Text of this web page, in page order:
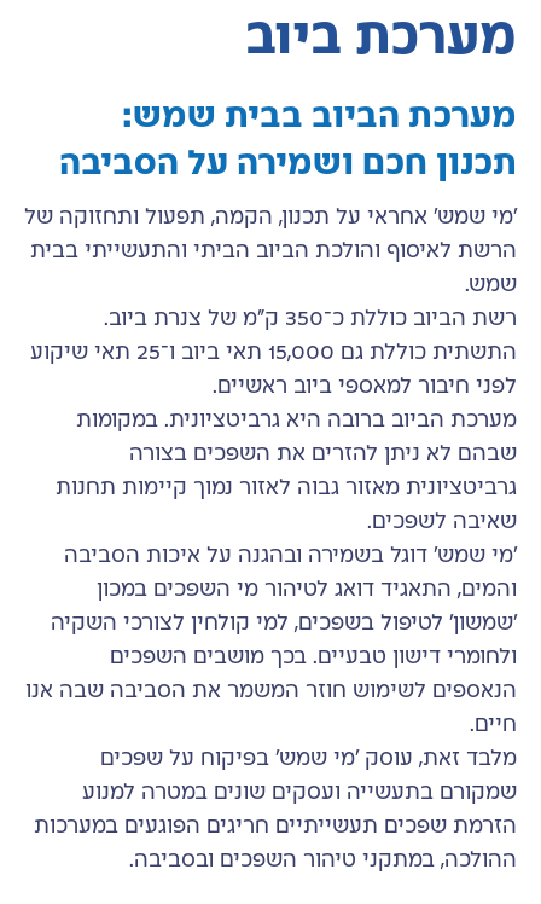
מערכת ביוב
מערכת הביוב בבית שמש:
תכנון חכם ושמירה על הסביבה
'מי שמש' אחראי על תכנון, הקמה, תפעול ותחזוקה של
הרשת לאיסוף והולכת הביוב הביתי והתעשייתי בבית
שמש.
רשת הביוב כוללת כ־350 ק"מ של צנרת ביוב.
התשתית כוללת גם 15,000 תאי ביוב ו־25 תאי שיקוע
לפני חיבור למאספי ביוב ראשיים.
מערכת הביוב ברובה היא גרביטציונית. במקומות
שבהם לא ניתן להזרים את השפכים בצורה
גרביטציונית מאזור גבוה לאזור נמוך קיימות תחנות
שאיבה לשפכים.
'מי שמש' דוגל בשמירה ובהגנה על איכות הסביבה
והמים, התאגיד דואג לטיהור מי השפכים במכון
'שמשון' לטיפול בשפכים, למי קולחין לצורכי השקיה
ולחומרי דישון טבעיים. בכך מושבים השפכים
הנאספים לשימוש חוזר המשמר את הסביבה שבה אנו
חיים.
מלבד זאת, עוסק 'מי שמש' בפיקוח על שפכים
שמקורם בתעשייה ועסקים שונים במטרה למנוע
הזרמת שפכים תעשייתיים חריגים הפוגעים במערכות
ההולכה, במתקני טיהור השפכים ובסביבה.